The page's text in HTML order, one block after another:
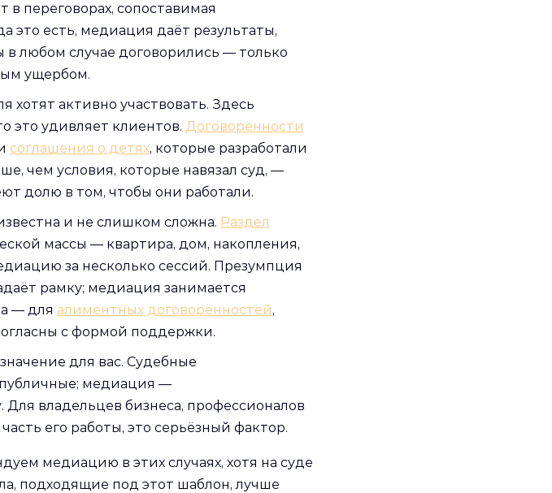
переговорах, сопоставимая
это есть, медиация даёт результаты,
любом случае договорились — только
ущербом.
хотят активно участвовать. Здесь
это удивляет клиентов. Договорённости
соглашения о детях, которые разработали
чем условия, которые навязал суд, —
долю в том, чтобы они работали.
и не слишком сложна. Раздел
массы — квартира, дом, накопления,
за несколько сессий. Презумпция
рамку; медиация занимается
— для алиментных договорённостей,
с формой поддержки.
для вас. Судебные
публичные; медиация —
владельцев бизнеса, профессионалов
его работы, это серьёзный фактор.
медиацию в этих случаях, хотя на суде
подходящие под этот шаблон, лучше